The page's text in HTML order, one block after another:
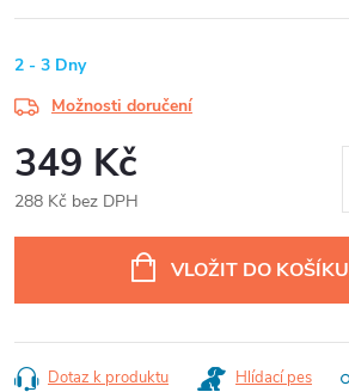
2 - 3 Dny
Možnosti doručení
349 Kč
288 Kč bez DPH
VLOŽIT DO KOŠÍKU
Dotaz k produktu Hlídací pes